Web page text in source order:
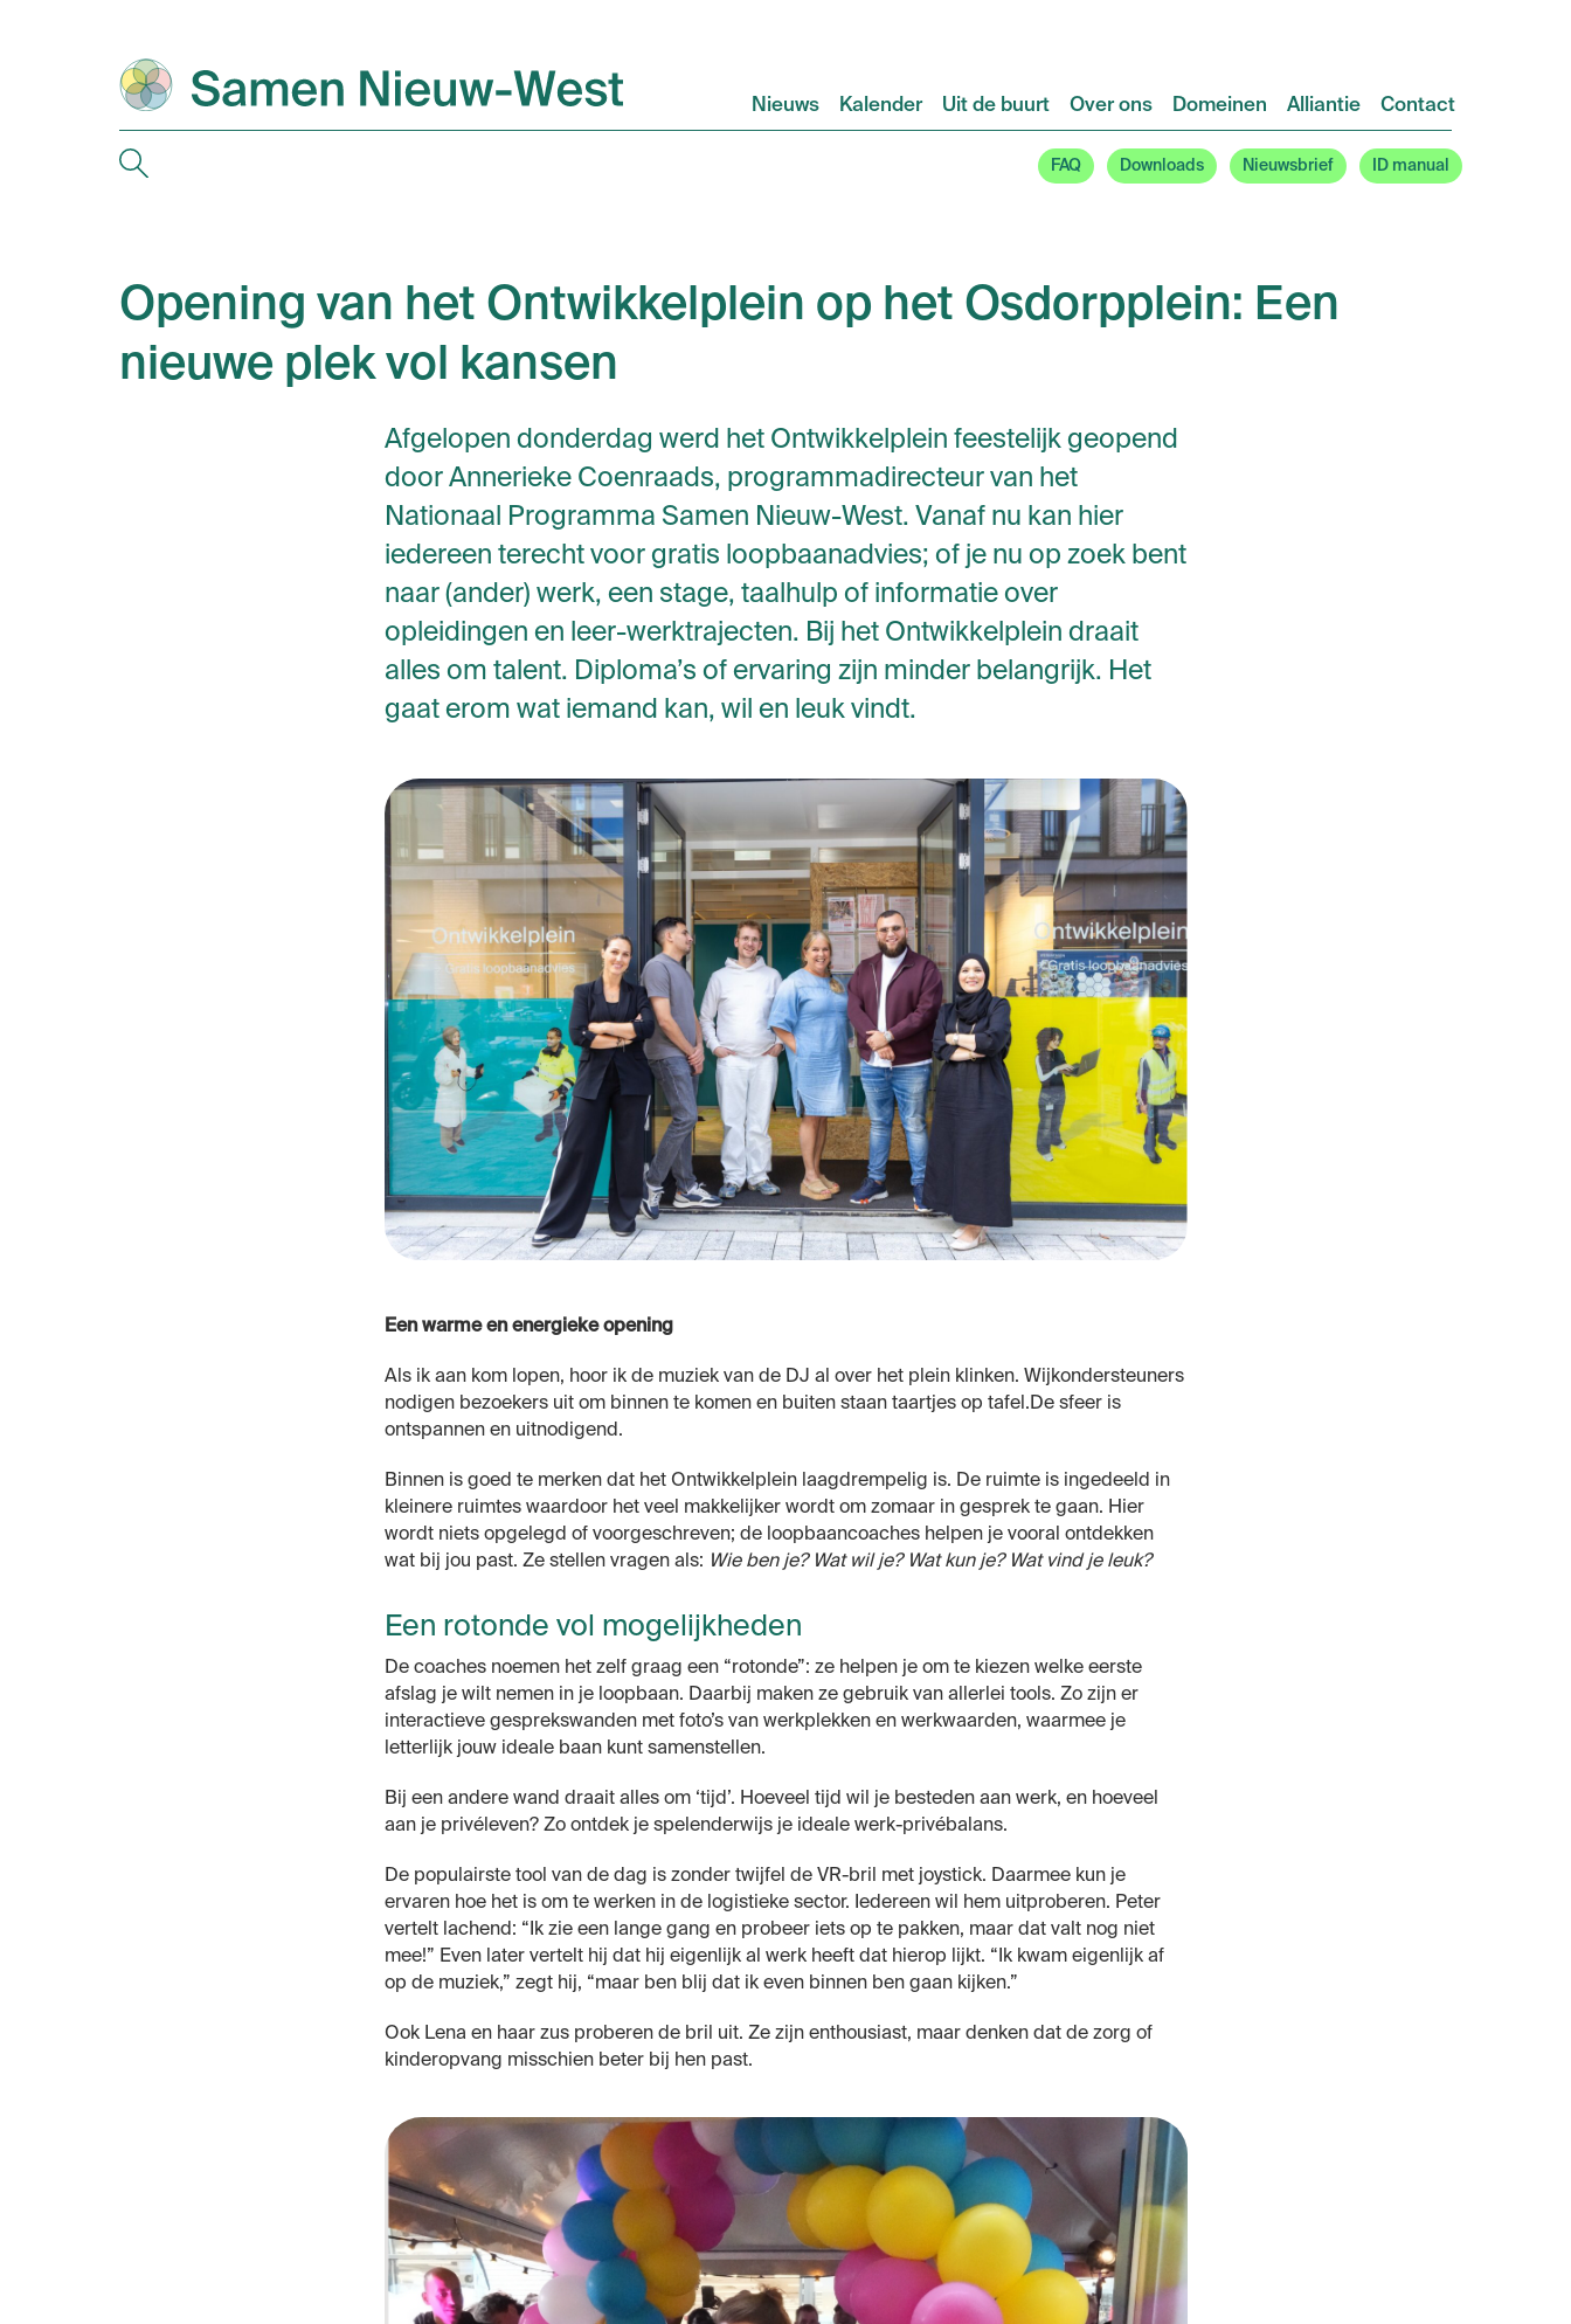
Nieuws Kalender Uit de buurt Over ons Domeinen Alliantie Contact
FAQ Downloads Nieuwsbrief ID manual
Opening van het Ontwikkelplein op het Osdorpplein: Een
nieuwe plek vol kansen
Afgelopen donderdag werd het Ontwikkelplein feestelijk geopend
door Annerieke Coenraads, programmadirecteur van het
Nationaal Programma Samen Nieuw-West. Vanaf nu kan hier
iedereen terecht voor gratis loopbaanadvies; of je nu op zoek bent
naar (ander) werk, een stage, taalhulp of informatie over
opleidingen en leer-werktrajecten. Bij het Ontwikkelplein draait
alles om talent. Diploma’s of ervaring zijn minder belangrijk. Het
gaat erom wat iemand kan, wil en leuk vindt.
Een warme en energieke opening
Als ik aan kom lopen, hoor ik de muziek van de DJ al over het plein klinken. Wijkondersteuners
nodigen bezoekers uit om binnen te komen en buiten staan taartjes op tafel.De sfeer is
ontspannen en uitnodigend.
Binnen is goed te merken dat het Ontwikkelplein laagdrempelig is. De ruimte is ingedeeld in
kleinere ruimtes waardoor het veel makkelijker wordt om zomaar in gesprek te gaan. Hier
wordt niets opgelegd of voorgeschreven; de loopbaancoaches helpen je vooral ontdekken
wat bij jou past. Ze stellen vragen als: Wie ben je? Wat wil je? Wat kun je? Wat vind je leuk?
Een rotonde vol mogelijkheden
De coaches noemen het zelf graag een “rotonde”: ze helpen je om te kiezen welke eerste
afslag je wilt nemen in je loopbaan. Daarbij maken ze gebruik van allerlei tools. Zo zijn er
interactieve gesprekswanden met foto’s van werkplekken en werkwaarden, waarmee je
letterlijk jouw ideale baan kunt samenstellen.
Bij een andere wand draait alles om ‘tijd’. Hoeveel tijd wil je besteden aan werk, en hoeveel
aan je privéleven? Zo ontdek je spelenderwijs je ideale werk-privébalans.
De populairste tool van de dag is zonder twijfel de VR-bril met joystick. Daarmee kun je
ervaren hoe het is om te werken in de logistieke sector. Iedereen wil hem uitproberen. Peter
vertelt lachend: “Ik zie een lange gang en probeer iets op te pakken, maar dat valt nog niet
mee!” Even later vertelt hij dat hij eigenlijk al werk heeft dat hierop lijkt. “Ik kwam eigenlijk af
op de muziek,” zegt hij, “maar ben blij dat ik even binnen ben gaan kijken.”
Ook Lena en haar zus proberen de bril uit. Ze zijn enthousiast, maar denken dat de zorg of
kinderopvang misschien beter bij hen past.